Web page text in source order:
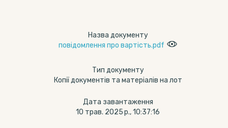
Назва документу
повідомлення про вартість.pdf
Тип документу
Копії документів та матеріалів на лот
Дата завантаження
10 трав. 2025 р., 10:37:16